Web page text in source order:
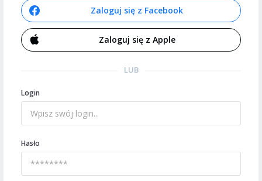
Zaloguj się z Facebook
Zaloguj się z Apple
LUB
Login
Hasło